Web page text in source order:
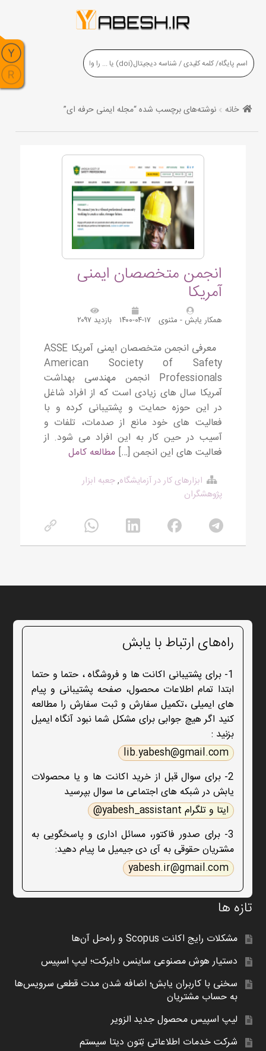
خانه نوشته‌های برچسب شده “مجله ایمنی حرفه ای”
انجمن متخصصان ایمنی
آمریکا
همکار یابش - مثنوی ۱۴۰۰-۰۴-۱۷ بازدید ۲۰۹۷
معرفی انجمن متخصصان ایمنی آمریکا ASSE
American Society of Safety
Professionals انجمن مهندسی بهداشت
آمریکا سال های زیادی است که از افراد شاغل
در این حوزه حمایت و پشتیبانی کرده و با
فعالیت های خود مانع از صدمات، تلفات و
آسیب در حین کار به این افراد می شود. از
فعالیت های این انجمن […]مطالعه کامل
ابزارهای کار در آزمایشگاه,جعبه ابزار
پژوهشگران
راه‌های ارتباط با یابش
1- برای پشتیبانی اکانت ها و فروشگاه ، حتما و حتما
ابتدا تمام اطلاعات محصول، صفحه پشتیبانی و پیام
های ایمیلی ،تکمیل سفارش و ثبت سفارش را مطالعه
کنید اگر هیچ جوابی برای مشکل شما نبود آنگاه ایمیل
بزنید :
lib.yabesh@gmail.com
2- برای سوال قبل از خرید اکانت ها و یا محصولات
یابش در شبکه های اجتماعی ما سوال بپرسید
ایتا و تلگرام yabesh_assistant@
3- برای صدور فاکتور، مسائل اداری و پاسخگویی به
مشتریان حقوقی به آی دی جیمیل ما پیام دهید:
yabesh.ir@gmail.com
تازه ها
مشکلات رایج اکانت Scopus و راه‌حل آن‌ها
دستیار هوش مصنوعی ساینس دایرکت؛ لیپ اسپیس
سخنی با کاربران یابش؛ اضافه شدن مدت قطعی سرویس‌ها
به حساب مشتریان
لیپ اسپیس محصول جدید الزویر
شرکت خدمات اطلاعاتی تِتون دیتا سیستم